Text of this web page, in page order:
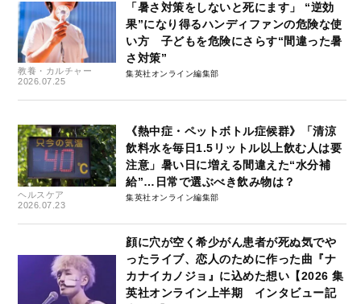
教養・カルチャー
2026.07.25
「暑さ対策をしないと死にます」 “逆効
果”になり得るハンディファンの危険な使
い方 子どもを危険にさらす“間違った暑
さ対策”
集英社オンライン編集部
ヘルスケア
2026.07.23
《熱中症・ペットボトル症候群》「清涼
飲料水を毎日1.5リットル以上飲む人は要
注意」暑い日に増える間違えた“水分補
給”…日常で選ぶべき飲み物は？
集英社オンライン編集部
顔に穴が空く希少がん患者が死ぬ気でや
ったライブ、恋人のために作った曲『ナ
カナイカノジョ』に込めた想い【2026 集
英社オンライン上半期 インタビュー記